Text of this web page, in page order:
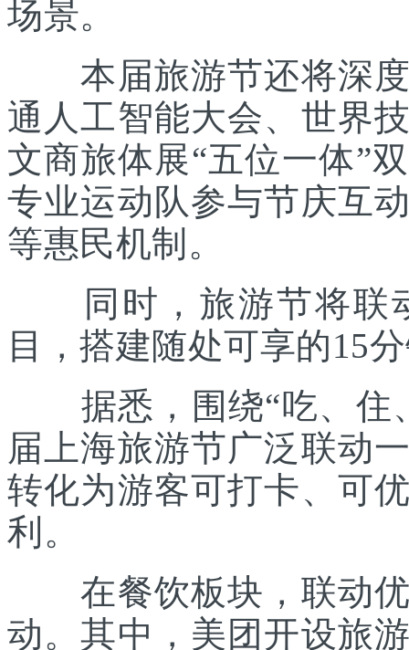
场景。
本届旅游节还将深度
通人工智能大会、世界
文商旅体展“五位一体”
专业运动队参与节庆互
等惠民机制。
同时，旅游节将联
目，搭建随处可享的15
据悉，围绕“吃、住
届上海旅游节广泛联动
转化为游客可打卡、可
利。
在餐饮板块，联动优
动。其中，美团开设旅